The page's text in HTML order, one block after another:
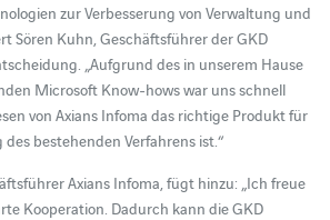
zur Verbesserung von Verwaltung und
Sören Kuhn, Geschäftsführer der GKD
„Aufgrund des in unserem Hause
Microsoft Know-hows war uns schnell
von Axians Infoma das richtige Produkt für
bestehenden Verfahrens ist.“
Axians Infoma, fügt hinzu: „Ich freue
Kooperation. Dadurch kann die GKD